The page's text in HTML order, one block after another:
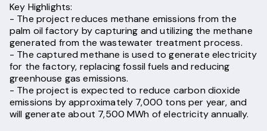
Key Highlights:
- The project reduces methane emissions from the
palm oil factory by capturing and utilizing the methane
generated from the wastewater treatment process.
- The captured methane is used to generate electricity
for the factory, replacing fossil fuels and reducing
greenhouse gas emissions.
- The project is expected to reduce carbon dioxide
emissions by approximately 7,000 tons per year, and
will generate about 7,500 MWh of electricity annually.